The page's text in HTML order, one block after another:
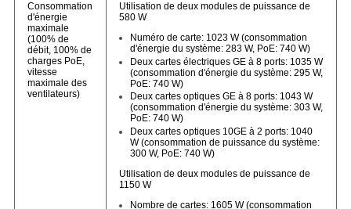
Consommation
d'énergie
maximale
(100% de
débit, 100% de
charges PoE,
vitesse
maximale des
ventilateurs)
Utilisation de deux modules de puissance de
580 W
Numéro de carte: 1023 W (consommation
d'énergie du système: 283 W, PoE: 740 W)
Deux cartes électriques GE à 8 ports: 1035 W
(consommation d'énergie du système: 295 W,
PoE: 740 W)
Deux cartes optiques GE à 8 ports: 1043 W
(consommation d'énergie du système: 303 W,
PoE: 740 W)
Deux cartes optiques 10GE à 2 ports: 1040
W (consommation de puissance du système:
300 W, PoE: 740 W)
Utilisation de deux modules de puissance de
1150 W
Nombre de cartes: 1605 W (consommation